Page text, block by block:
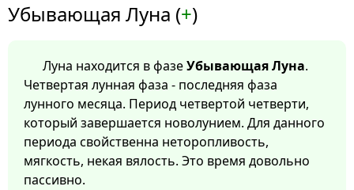
Убывающая Луна (+)
Луна находится в фазеУбывающая Луна.
Четвертая лунная фаза - последняя фаза
лунного месяца. Период четвертой четверти,
который завершается новолунием. Для данного
периода свойственна неторопливость,
мягкость, некая вялость. Это время довольно
пассивно.